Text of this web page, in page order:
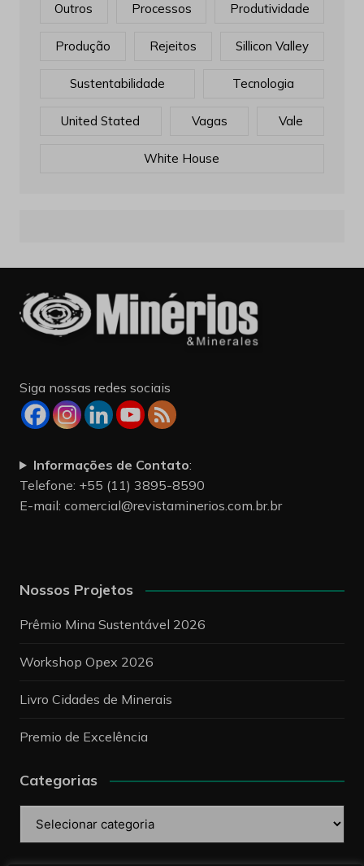
Outros Processos Produtividade
Produção Rejeitos Sillicon Valley
Sustentabilidade Tecnologia
United Stated Vagas Vale
White House
Siga nossas redes sociais
Informações de Contato:
Telefone: +55 (11) 3895-8590
E-mail: comercial@revistaminerios.com.br.br
Nossos Projetos
Prêmio Mina Sustentável 2026
Workshop Opex 2026
Livro Cidades de Minerais
Premio de Excelência
Categorias